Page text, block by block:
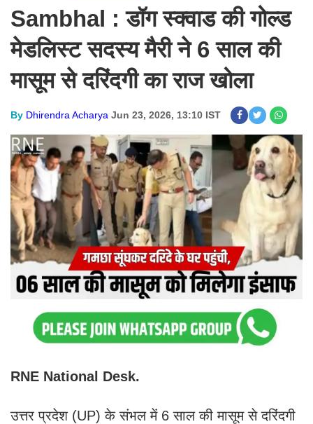
Sambhal : डॉग स्क्वाड की गोल्ड
मेडलिस्ट सदस्य मैरी ने 6 साल की
मासूम से दरिंदगी का राज खोला
By Dhirendra Acharya Jun 23, 2026, 13:10 IST
RNE National Desk.
उत्तर प्रदेश (UP) के संभल में 6 साल की मासूम से दरिंदगी